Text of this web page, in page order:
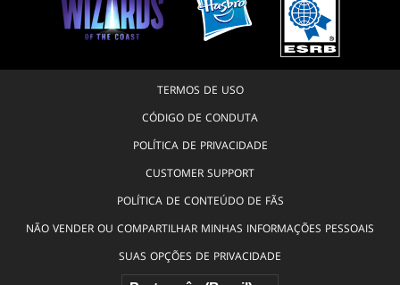
TERMOS DE USO
CÓDIGO DE CONDUTA
POLÍTICA DE PRIVACIDADE
CUSTOMER SUPPORT
POLÍTICA DE CONTEÚDO DE FÃS
NÃO VENDER OU COMPARTILHAR MINHAS INFORMAÇÕES PESSOAIS
SUAS OPÇÕES DE PRIVACIDADE